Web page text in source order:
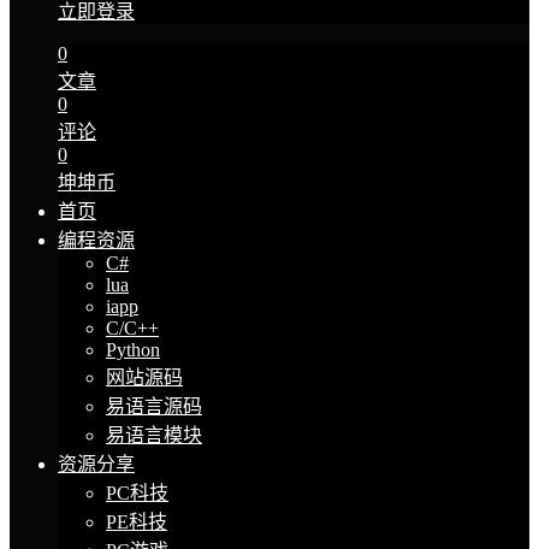
立即登录
0
文章
0
评论
0
坤坤币
首页
编程资源
C#
lua
iapp
C/C++
Python
网站源码
易语言源码
易语言模块
资源分享
PC科技
PE科技